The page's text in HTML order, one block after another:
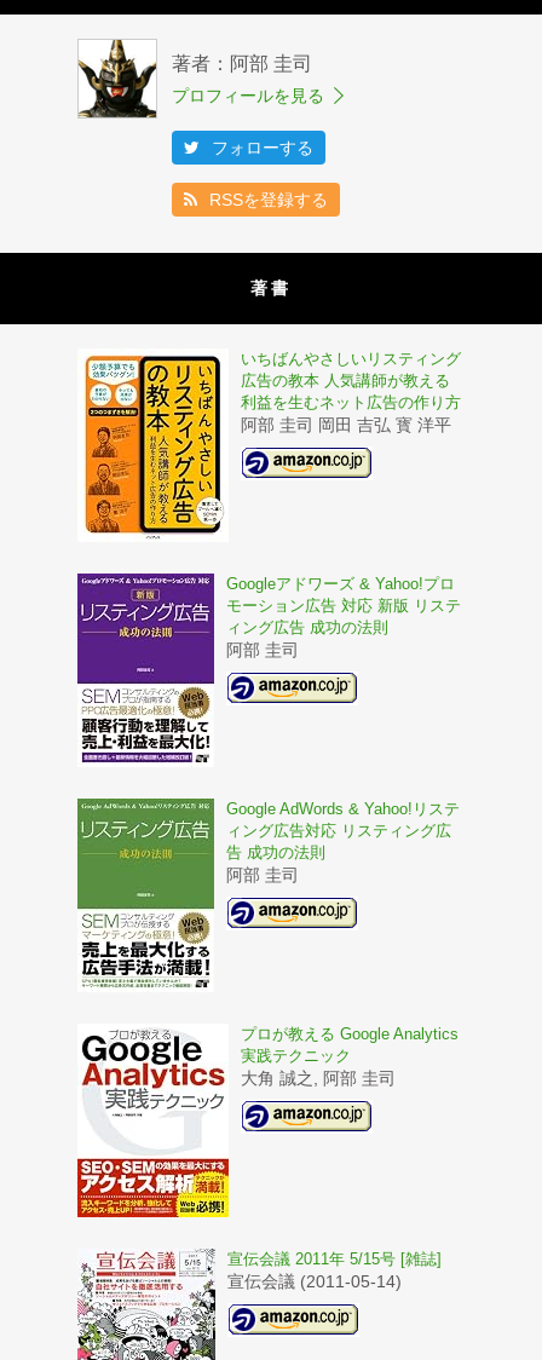
著者：阿部 圭司
プロフィールを見る
フォローする
RSSを登録する
著書
いちばんやさしいリスティング
広告の教本 人気講師が教える
利益を生むネット広告の作り方
阿部 圭司 岡田 吉弘 寳 洋平
Googleアドワーズ & Yahoo!プロ
モーション広告 対応 新版 リステ
ィング広告 成功の法則
阿部 圭司
Google AdWords & Yahoo!リステ
ィング広告対応 リスティング広
告 成功の法則
阿部 圭司
プロが教える Google Analytics
実践テクニック
大角 誠之, 阿部 圭司
宣伝会議 2011年 5/15号 [雑誌]
宣伝会議 (2011-05-14)